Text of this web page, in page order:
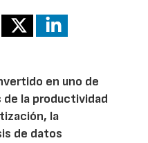
en uno de
la productividad
la
de datos